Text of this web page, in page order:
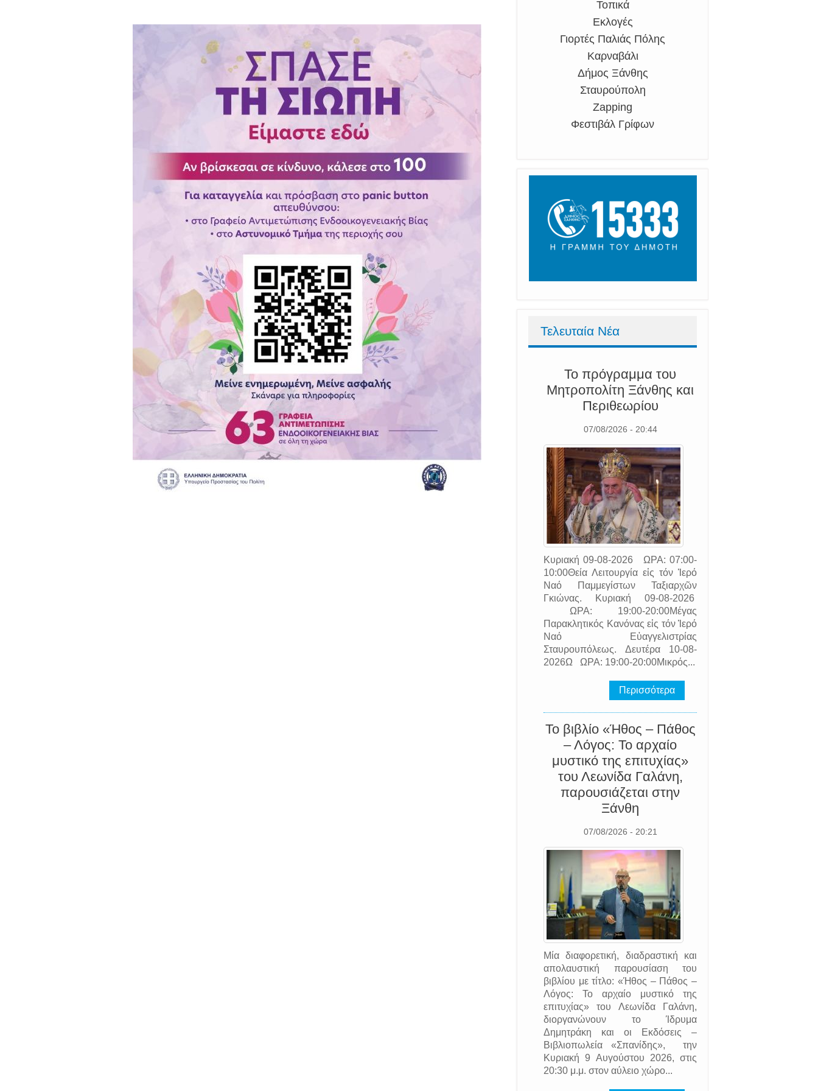
Τοπικά
Εκλογές
Γιορτές Παλιάς Πόλης
Καρναβάλι
Δήμος Ξάνθης
Σταυρούπολη
Zapping
Φεστιβάλ Γρίφων
Τελευταία Νέα
Το πρόγραμμα του
Μητροπολίτη Ξάνθης και
Περιθεωρίου
07/08/2026 - 20:44
Κυριακή 09-08-2026 ΩΡΑ: 07:00-
10:00Θεία Λειτουργία εἰς τόν Ἱερό
Ναό Παμμεγίστων Ταξιαρχῶν
Γκιώνας. Κυριακή 09-08-2026
ΩΡΑ: 19:00-20:00Μέγας
Παρακλητικός Κανόνας εἰς τόν Ἱερό
Ναό Εὐαγγελιστρίας
Σταυρουπόλεως. Δευτέρα 10-08-
2026Ω ΩΡΑ: 19:00-20:00Μικρός...
Περισσότερα
Το βιβλίο «Ήθος – Πάθος
– Λόγος: Το αρχαίο
μυστικό της επιτυχίας»
του Λεωνίδα Γαλάνη,
παρουσιάζεται στην
Ξάνθη
07/08/2026 - 20:21
Μία διαφορετική, διαδραστική και
απολαυστική παρουσίαση του
βιβλίου με τίτλο: «Ήθος – Πάθος –
Λόγος: Το αρχαίο μυστικό της
επιτυχίας» του Λεωνίδα Γαλάνη,
διοργανώνουν το Ίδρυμα
Δημητράκη και οι Εκδόσεις –
Βιβλιοπωλεία «Σπανίδης», την
Κυριακή 9 Αυγούστου 2026, στις
20:30 μ.μ. στον αύλειο χώρο...